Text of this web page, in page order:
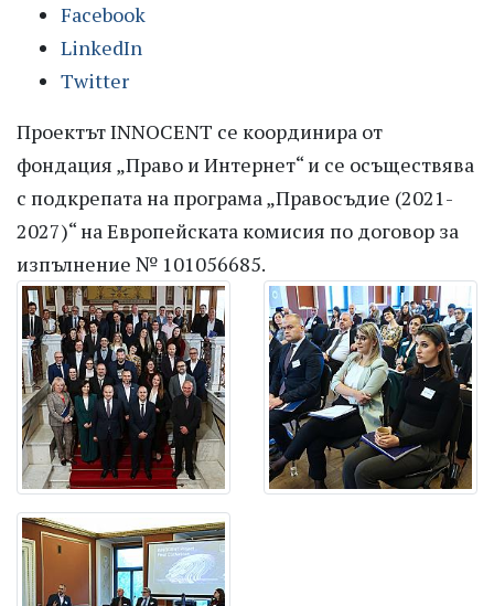
Facebook
LinkedIn
Twitter
Проектът INNOCENT се координира от
фондация „Право и Интернет“ и се осъществява
с подкрепата на програма „Правосъдие (2021-
2027)“ на Европейската комисия по договор за
изпълнение № 101056685.